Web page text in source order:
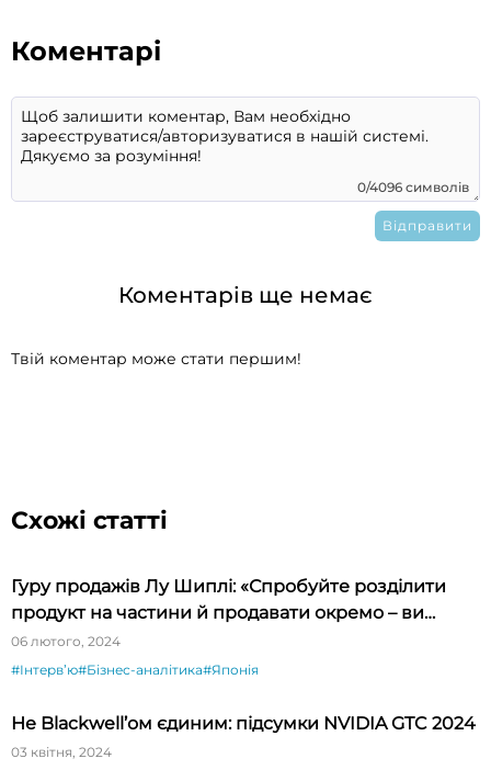
Коментарі
0/4096 символів
Коментарів ще немає
Твій коментар може стати першим!
Схожі статті
Гуру продажів Лу Шиплі: «Спробуйте розділити
продукт на частини й продавати окремо – ви
будете вражені»
06 лютого, 2024
#Інтервʼю#Бізнес-аналітика#Японія
Не Blackwell’ом єдиним: підсумки NVIDIA GTC 2024
03 квітня, 2024